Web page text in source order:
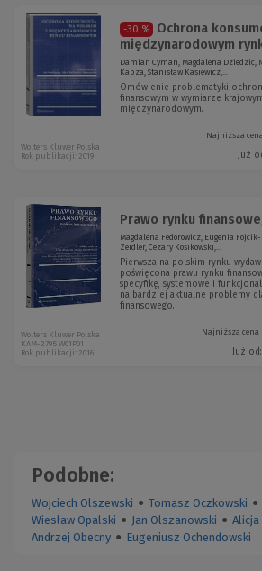
-30 %
Ochrona
międzynarodowym
Damian Cyman, Magdalena Dziedzic,
Kabza, Stanisław Kasiewicz,...
Omówienie problematyki
finansowym w wymiarze
międzynarodowym.
Najniższa
Już
Wolters Kluwer Polska
Rok publikacji: 2019
Prawo rynku
Magdalena Fedorowicz, Eugenia
Zeidler, Cezary Kosikowski,...
Pierwsza na polskim rynku
poświęcona prawu rynku
specyfikę, systemowe i
najbardziej aktualne problemy
finansowego.
Najniższa cena
Już od:
Wolters Kluwer Polska
KAM-2795 W01P01
Rok publikacji: 2016
Podobne:
Wojciech Olszewski ● Tomasz Oczkowski ●
Wiesław Opalski ● Jan Olszanowski ●
Andrzej Obecny ● Eugeniusz Ochendowski